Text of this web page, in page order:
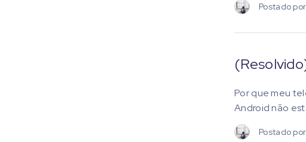
Postado por
Por que meu
Android não
Postado por